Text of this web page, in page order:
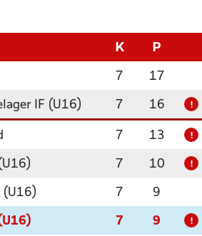
K P
7 17
IF (U16) 7 16 !
7 13 !
7 10 !
(U16) 7 9
7 9 !